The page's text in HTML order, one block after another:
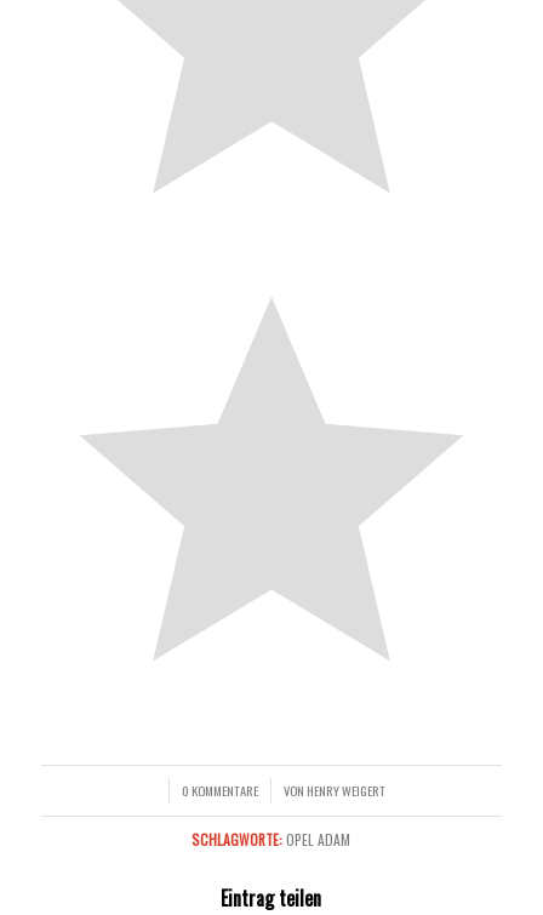
0 KOMMENTARE
/ VON HENRY WEIGERT
SCHLAGWORTE: OPEL ADAM
Eintrag teilen